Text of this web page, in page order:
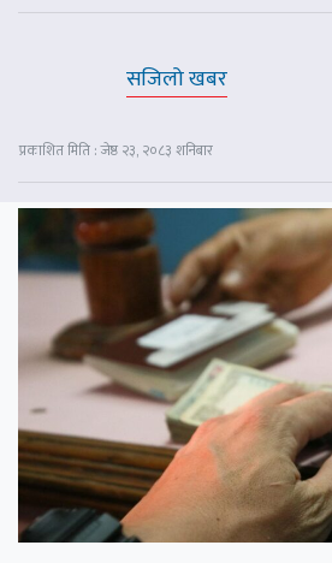
सजिलो खबर
प्रकाशित मिति : जेष्ठ २३, २०८३ शनिबार